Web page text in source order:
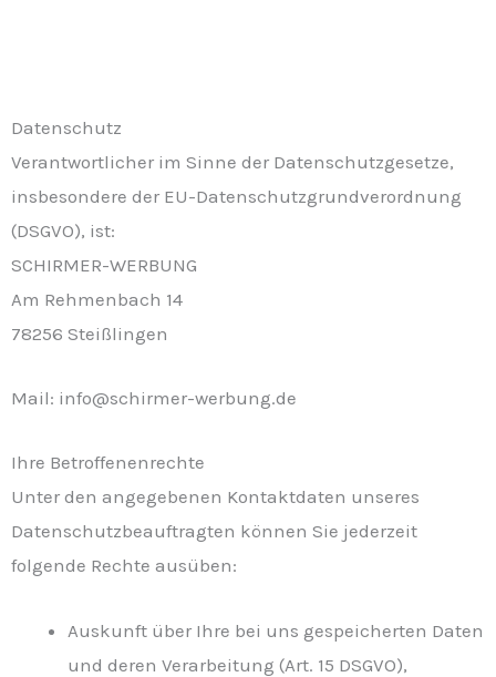
Datenschutz
Verantwortlicher im Sinne der Datenschutzgesetze,
insbesondere der EU-Datenschutzgrundverordnung
(DSGVO), ist:
SCHIRMER-WERBUNG
Am Rehmenbach 14
78256 Steißlingen
Mail: info@schirmer-werbung.de
Ihre Betroffenenrechte
Unter den angegebenen Kontaktdaten unseres
Datenschutzbeauftragten können Sie jederzeit
folgende Rechte ausüben:
Auskunft über Ihre bei uns gespeicherten Daten
und deren Verarbeitung (Art. 15 DSGVO),